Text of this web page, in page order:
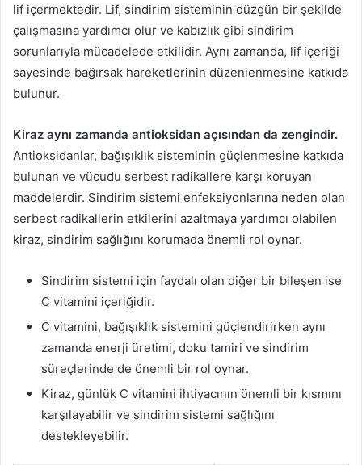
lif içermektedir. Lif, sindirim sisteminin düzgün bir şekilde
çalışmasına yardımcı olur ve kabızlık gibi sindirim
sorunlarıyla mücadelede etkilidir. Aynı zamanda, lif içeriği
sayesinde bağırsak hareketlerinin düzenlenmesine katkıda
bulunur.
Kiraz aynı zamanda antioksidan açısından da zengindir.
Antioksidanlar, bağışıklık sisteminin güçlenmesine katkıda
bulunan ve vücudu serbest radikallere karşı koruyan
maddelerdir. Sindirim sistemi enfeksiyonlarına neden olan
serbest radikallerin etkilerini azaltmaya yardımcı olabilen
kiraz, sindirim sağlığını korumada önemli rol oynar.
Sindirim sistemi için faydalı olan diğer bir bileşen ise
C vitamini içeriğidir.
C vitamini, bağışıklık sistemini güçlendirirken aynı
zamanda enerji üretimi, doku tamiri ve sindirim
süreçlerinde de önemli bir rol oynar.
Kiraz, günlük C vitamini ihtiyacının önemli bir kısmını
karşılayabilir ve sindirim sistemi sağlığını
destekleyebilir.